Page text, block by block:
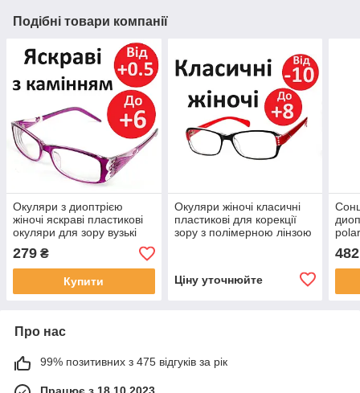
Подібні товари компанії
Окуляри з диоптрією
жіночі яскраві пластикові
окуляри для зору вузькі
окуляри зі стразами та
камінням по боках
279 ₴
Купити
Окуляри жіночі класичні
пластикові для корекції
зору з полімерною лінзою
Ціну уточнюйте
з
482
Про нас
99% позитивних з 475 відгуків за рік